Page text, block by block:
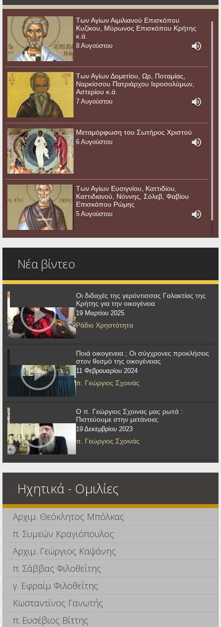
Των Αγίων Αιμιλιανού Επισκόπου
Κυζίκου, Μύρωνος Επισκόπου Κρήτης
κ.ά.
8 Αυγούστου
Των Αγίων Δομετίου, Ωρ, Ποταμίας,
Ναρκίσσου Πατριάρχου Ιεροσολύμων,
Αστερίου κ.ά.
7 Αυγούστου
Μεταμόρφωση του Σωτήρος Χριστού
6 Αυγούστου
Των Αγίων Ευσιγνίου, Καττιδίου,
Καττιδιανού, Νόννης, Σόλεβ, Φαβίου
Επισκόπου Ρώμης
5 Αυγούστου
Νέα βίντεο
Οι διδαχές της γερόντισσας Γαλακτίας της
Κρήτης για την οικογένεια
19 Μαρτίου 2025
Ράδιο Χρηστότητα
Ποιά οικογενεια ; Οι σύγχρονες προκλήσεις
στον θεσμό της οικογένειας
11 Φεβρουαρίου 2024
π. Γεώργιος Σχοινάς
Ο π. Γεώργιος Σχοινας μας ρωτά :
Πιστεύουμε στην μετάνοια;
19 Δεκεμβρίου 2023
π. Γεώργιος Σχοινάς
Ηχητικά - Ομιλίες
Αρχιμ. Θεόκλητος Μπόλκας
π. Συμεών Κραγιόπουλος
Αρχιμ. Γεώργιος Καψάνης
π. Σάββας Φιλοθεΐτης
γ. Εφραίμ Φιλοθεΐτης
Κωσταντίνος Γανωτής
π. Ευσέβιος Βίττης